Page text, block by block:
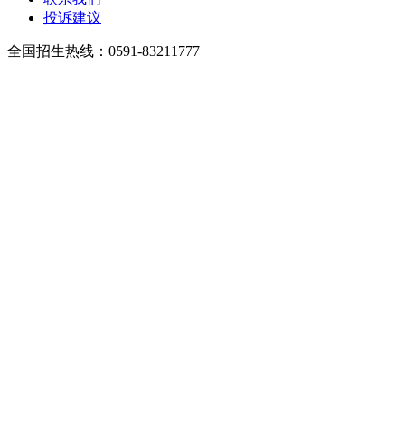
投诉建议
全国招生热线：0591-83211777